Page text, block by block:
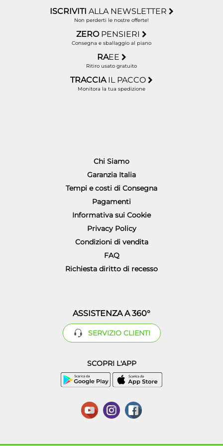
ISCRIVITI ALLA NEWSLETTER
Non perderti le nostre offerte!
ZERO PENSIERI
Consegna e sballaggio al piano
RAEE
Ritiro usato gratuito
TRACCIA IL PACCO
Monitora la tua spedizione
Chi Siamo
Garanzia Italia
Tempi e costi di Consegna
Pagamenti
Informativa sui Cookie
Privacy Policy
Condizioni di vendita
FAQ
Richiesta diritto di recesso
ASSISTENZA A 360°
SERVIZIO CLIENTI
SCOPRI L'APP